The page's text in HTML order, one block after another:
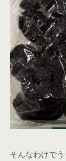
そんなわけで